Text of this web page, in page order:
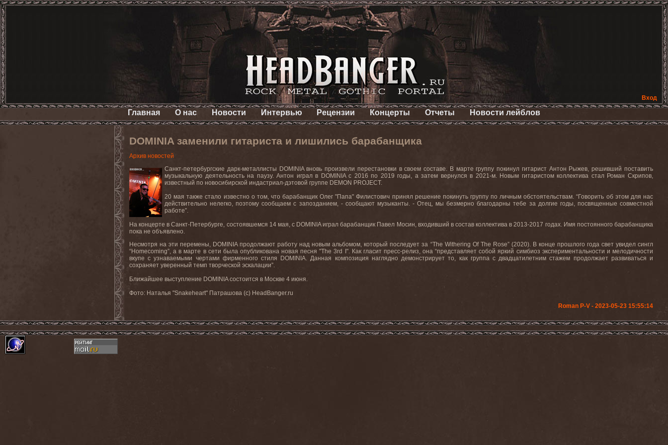
Вход
Главная О нас Новости Интервью Рецензии Концерты Отчеты Новости лейблов
DOMINIA заменили гитариста и лишились барабанщика
Архив новостей
Санкт-петербургские дарк-металлисты DOMINIA вновь произвели перестановки в своем составе. В марте группу покинул гитарист Антон Рыжев, решивший поставить
музыкальную деятельность на паузу. Антон играл в DOMINIA с 2016 по 2019 годы, а затем вернулся в 2021-м. Новым гитаристом коллектива стал Роман Скрипов,
известный по новосибирской индастриал-дэтовой группе DEMON PROJECT.
20 мая также стало известно о том, что барабанщик Олег "Папа" Филистович принял решение покинуть группу по личным обстоятельствам. “Говорить об этом для нас
действительно нелегко, поэтому сообщаем с запозданием, - сообщают музыканты. - Отец, мы безмерно благодарны тебе за долгие годы, посвященные совместной
работе”.
На концерте в Санкт-Петербурге, состоявшемся 14 мая, с DOMINIA играл барабанщик Павел Мосин, входивший в состав коллектива в 2013-2017 годах. Имя постоянного барабанщика
пока не объявлено.
Несмотря на эти перемены, DOMINIA продолжают работу над новым альбомом, который последует за “The Withering Of The Rose” (2020). В конце прошлого года свет увидел сингл
“Homecoming”, а в марте в сети была опубликована новая песня "The 3rd I". Как гласит пресс-релиз, она “представляет собой яркий симбиоз экспериментальности и мелодичности
вкупе с узнаваемыми чертами фирменного стиля DOMINIA. Данная композиция наглядно демонстрирует то, как группа с двадцатилетним стажем продолжает развиваться и
сохраняет уверенный темп творческой эскалации”.
Ближайшее выступление DOMINIA состоится в Москве 4 июня.
Фото: Наталья "Snakeheart" Патрашова (с) HeadBanger.ru
Roman P-V - 2023-05-23 15:55:14